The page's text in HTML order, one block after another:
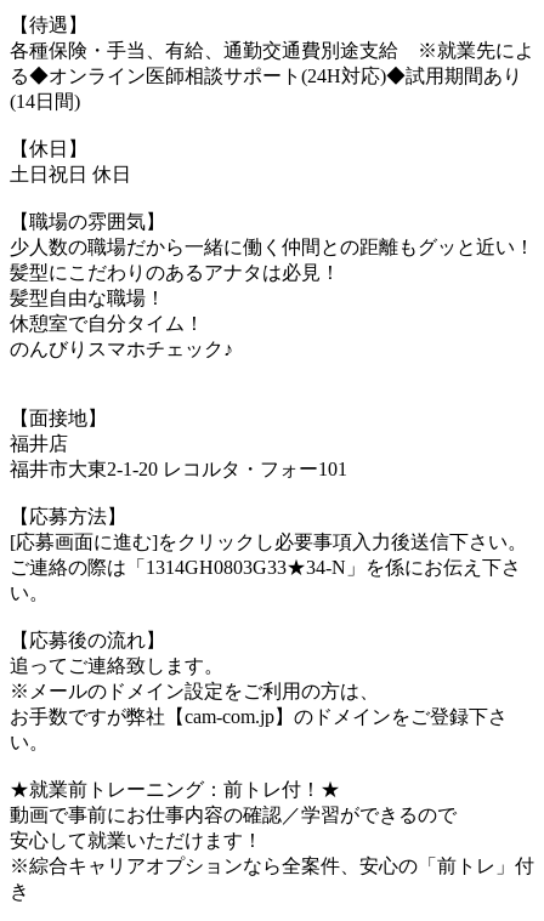
【待遇】
各種保険・手当、有給、通勤交通費別途支給 ※就業先によ
る◆オンライン医師相談サポート(24H対応)◆試用期間あり
(14日間)
【休日】
土日祝日 休日
【職場の雰囲気】
少人数の職場だから一緒に働く仲間との距離もグッと近い！
髪型にこだわりのあるアナタは必見！
髪型自由な職場！
休憩室で自分タイム！
のんびりスマホチェック♪
【面接地】
福井店
福井市大東2-1-20 レコルタ・フォー101
【応募方法】
[応募画面に進む]をクリックし必要事項入力後送信下さい。
ご連絡の際は「1314GH0803G33★34-N」を係にお伝え下さ
い。
【応募後の流れ】
追ってご連絡致します。
※メールのドメイン設定をご利用の方は、
お手数ですが弊社【cam-com.jp】のドメインをご登録下さ
い。
★就業前トレーニング：前トレ付！★
動画で事前にお仕事内容の確認／学習ができるので
安心して就業いただけます！
※綜合キャリアオプションなら全案件、安心の「前トレ」付
き